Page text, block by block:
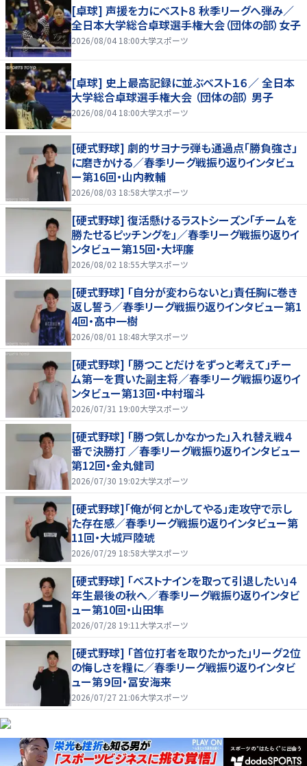
[卓球] 声援を力にベスト８ 秋季リーグへ弾み／
全日本大学総合卓球選手権大会（団体の部）女子
2026/08/04 18:00大学スポーツ
[卓球] 史上最高記録に並ぶベスト１６／ 全日本
大学総合卓球選手権大会 （団体の部） 男子
2026/08/04 18:00大学スポーツ
[硬式野球] 劇的サヨナラ弾も通過点「勝負強さ」
に磨きかける／春季リーグ戦振り返りインタビュ
ー第16回・山内教輔
2026/08/03 18:58大学スポーツ
[硬式野球] 復活懸けるラストシーズン「チームを
勝たせるピッチングを」／春季リーグ戦振り返りイ
ンタビュー第15回・大坪廉
2026/08/02 18:55大学スポーツ
[硬式野球] 「自分が変わらないと」責任胸に巻き
返し誓う／春季リーグ戦振り返りインタビュー第1
4回・髙中一樹
2026/08/01 18:48大学スポーツ
[硬式野球] 「勝つことだけをずっと考えて」チー
ム第一を貫いた副主将／春季リーグ戦振り返りイ
ンタビュー第13回・中村瑠斗
2026/07/31 19:00大学スポーツ
[硬式野球] 「勝つ気しかなかった」入れ替え戦４
番で決勝打 ／春季リーグ戦振り返りインタビュー
第12回・金丸健司
2026/07/30 19:02大学スポーツ
[硬式野球]「俺が何とかしてやる」走攻守で示し
た存在感／春季リーグ戦振り返りインタビュー第
11回・大城戸陸琥
2026/07/29 18:58大学スポーツ
[硬式野球] 「ベストナインを取って引退したい」４
年生最後の秋へ／春季リーグ戦振り返りインタビ
ュー第10回・山田隼
2026/07/28 19:11 大学スポーツ
[硬式野球] 「首位打者を取りたかった」リーグ２位
の悔しさを糧に／春季リーグ戦振り返りインタビ
ュー第９回・冨安海来
2026/07/27 21:06大学スポーツ